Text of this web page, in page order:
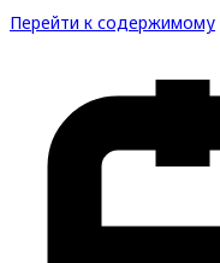
Перейти к содержимому